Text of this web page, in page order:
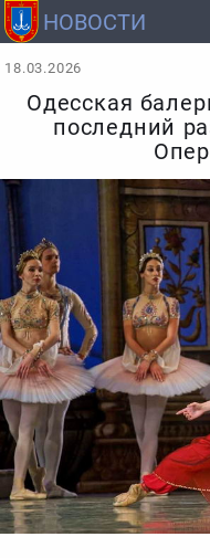
18.03.2026
Одесская
последний